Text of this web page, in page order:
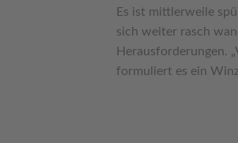
Es ist mittlerweile
sich weiter rasch
Herausforderungen.
formuliert es ein